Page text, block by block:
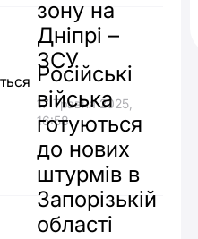
зону на
Дніпрі –
ЗСУ
17 Травня 2025,
16:58
Російські
війська
готуються
до нових
штурмів в
Запорізькій
області